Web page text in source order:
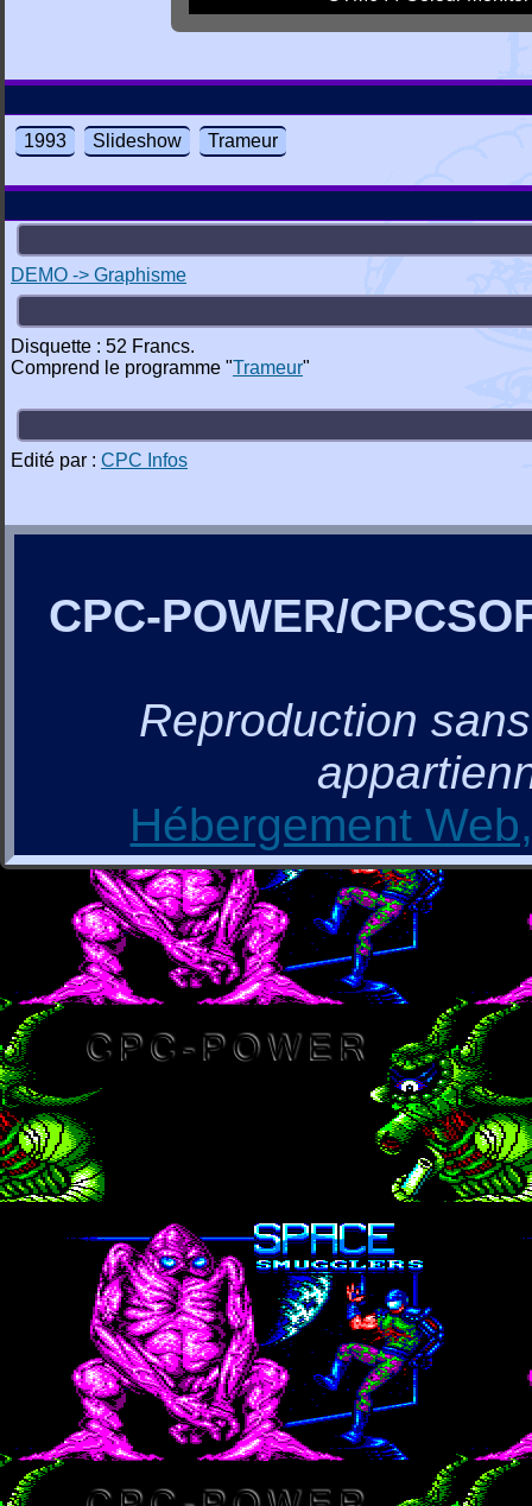
1993 Slideshow Trameur
DEMO -> Graphisme
Disquette : 52 Francs.
Comprend le programme "Trameur"
Edité par : CPC Infos
CPC-POWER/
Reproduction
Hébergement